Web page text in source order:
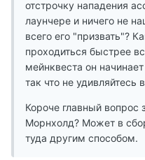
отстрочку нападения
лаунчере и ничего не
всего его "призвать"?
проходиться быстрее
мейнквеста он
так что не удивляйтесь
Короче главный вопрос
Морнхолд? Может в
туда другим способом.